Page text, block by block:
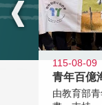
115-08-09
青年百億
由教育部